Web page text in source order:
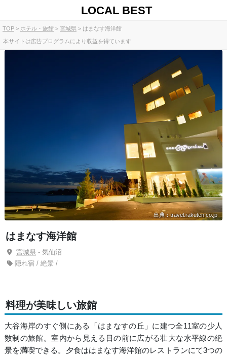
LOCAL BEST
TOP ホテル・旅館 宮城県 はまなす海洋館
本サイトは広告プログラムにより収益を得ています
出典：travel.rakuten.co.jp
はまなす海洋館
宮城県- 気仙沼
隠れ宿 / 絶景 /
料理が美味しい旅館
大谷海岸のすぐ側にある「はまなすの丘」に建つ全11室の少人
数制の旅館。室内から見える目の前に広がる壮大な水平線の絶
景を満喫できる。夕食ははまなす海洋館のレストランにて3つの